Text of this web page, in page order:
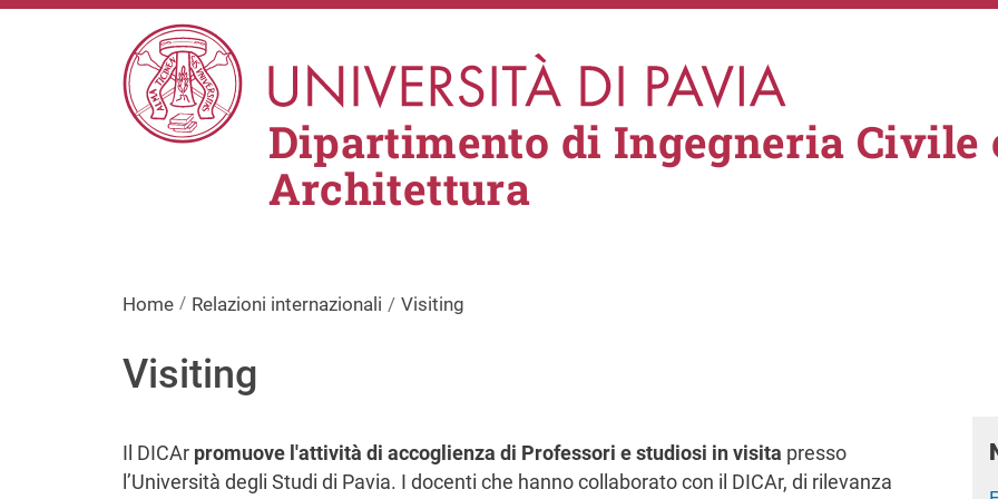
Salta al contenuto principale
Dipartimento di Ingegneria Civile
Architettura
Home Relazioni internazionali Visiting
Visiting
Il DICAr promuove l'attività di accoglienza di Professori e studiosi in visita presso
l’Università degli Studi di Pavia. I docenti che hanno collaborato con il DICAr, di rilevanza